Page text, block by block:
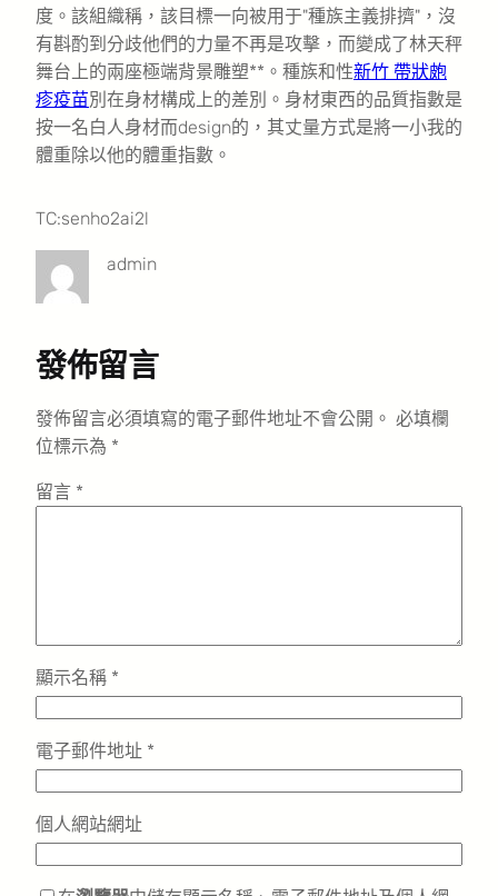
度。該組織稱，該目標一向被用于"種族主義排擠"，沒
有斟酌到分歧他們的力量不再是攻擊，而變成了林天秤
舞台上的兩座極端背景雕塑**。種族和性新竹 帶狀皰
疹疫苗別在身材構成上的差別。身材東西的品質指數是
按一名白人身材而design的，其丈量方式是將一小我的
體重除以他的體重指數。
TC:senho2ai2l
admin
發佈留言
發佈留言必須填寫的電子郵件地址不會公開。 必填欄
位標示為 *
留言 *
顯示名稱 *
電子郵件地址 *
個人網站網址